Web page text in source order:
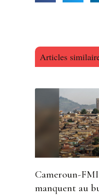
Articles
Cameroun-
manquent au